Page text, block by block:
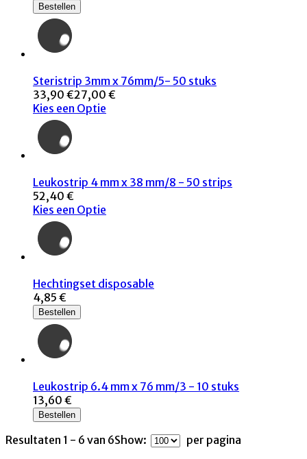
Bestellen
Steristrip 3mm x 76mm/5- 50 stuks
33,90 €27,00 €
Kies een Optie
Leukostrip 4 mm x 38 mm/8 - 50 strips
52,40 €
Kies een Optie
Hechtingset disposable
4,85 €
Bestellen
Leukostrip 6.4 mm x 76 mm/3 - 10 stuks
13,60 €
Bestellen
Resultaten 1 - 6 van 6Show: per pagina